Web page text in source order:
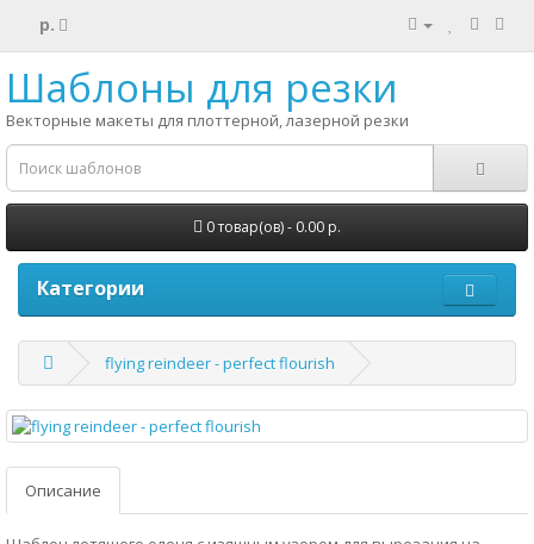
р.
Шаблоны для резки
Векторные макеты для плоттерной, лазерной резки
0 товар(ов) - 0.00 р.
Категории
flying reindeer - perfect flourish
Описание